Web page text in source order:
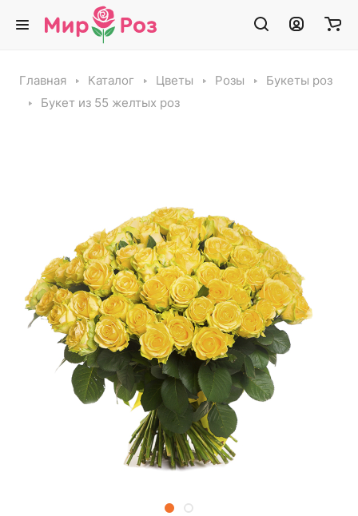
Главная Каталог Цветы Розы
Букеты роз
Букет из 55 желтых роз